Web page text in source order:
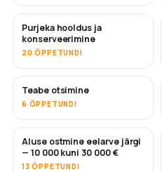
Purjeka hooldus ja
konserveerimine
20 ÕPPETUNDI
Teabe otsimine
6 ÕPPETUNDI
TULEMAS
Aluse ostmine eelarve järgi
— 10 000 kuni 30 000 €
13 ÕPPETUNDI